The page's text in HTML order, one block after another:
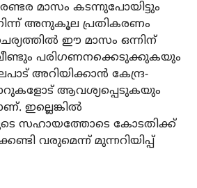
മാസം കടന്നുപോയിട്ടും
നിന്ന് അനുകൂല പ്രതികരണം
ഈ മാസം ഒന്നിന്
പരിഗണനക്കെടുക്കുകയും
അറിയിക്കാന്‍ കേന്ദ്ര-
ആവശ്യപ്പെടുകയും
ഇല്ലെങ്കില്‍
സഹായത്തോടെ കോടതിക്ക്
വരുമെന്ന് മുന്നറിയിപ്പ്